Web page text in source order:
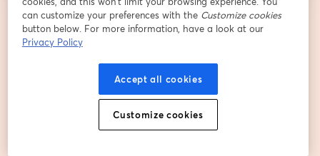
การลงทะเบียนเป็นการรับทราบและยอมรับเงื่อนไขการให้บริการ และนโยบายความ
เป็นส่วนตัว
can customize your preferences with the Customize cookies
button below. For more information, have a look at our
Privacy Policy
Accept all cookies
Customize cookies